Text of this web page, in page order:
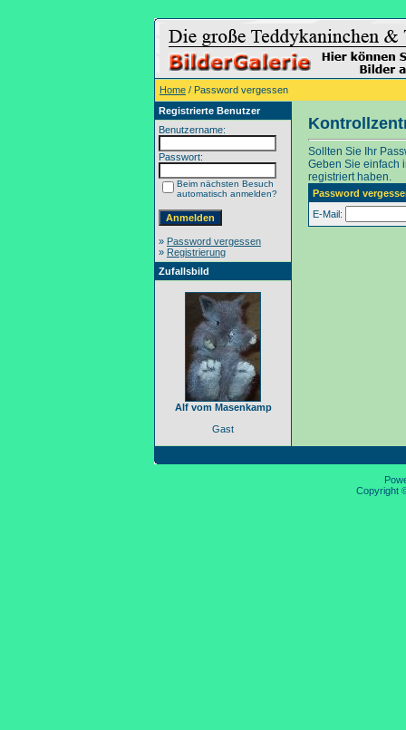
Home / Password vergessen
Registrierte Benutzer
Benutzername:
Passwort:
Beim nächsten Besuch
automatisch anmelden?
» Password vergessen
» Registrierung
Zufallsbild
Alf vom Masenkamp
Gast
Sollten Sie Ihr
Geben Sie einfach
registriert haben.
Password
E-Mail:
Copyright